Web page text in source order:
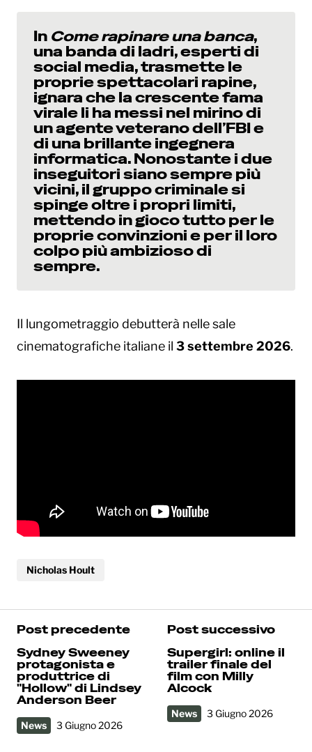
In Come rapinare una banca,
una banda di ladri, esperti di
social media, trasmette le
proprie spettacolari rapine,
ignara che la crescente fama
virale li ha messi nel mirino di
un agente veterano dell’FBI e
di una brillante ingegnera
informatica. Nonostante i due
inseguitori siano sempre più
vicini, il gruppo criminale si
spinge oltre i propri limiti,
mettendo in gioco tutto per le
proprie convinzioni e per il loro
colpo più ambizioso di
sempre.
Il lungometraggio debutterà nelle sale
cinematografiche italiane il 3 settembre 2026.
Nicholas Hoult
Post precedente
Sydney Sweeney
protagonista e
produttrice di
"Hollow" di Lindsey
Anderson Beer
News 3 Giugno 2026
Post successivo
Supergirl: online il
trailer finale del
film con Milly
Alcock
News 3 Giugno 2026